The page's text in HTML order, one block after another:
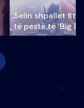
Selin shpallet
të pestë të ‘Big